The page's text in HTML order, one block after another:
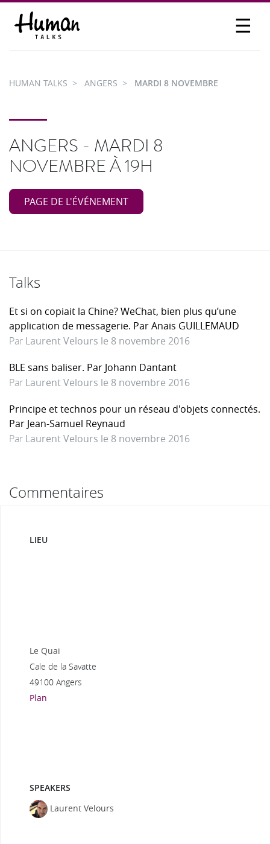
☰
PARTICIPER
HUMAN TALKS ANGERS MARDI 8 NOVEMBRE
ANGERS - MARDI 8
NOVEMBRE À 19H
PAGE DE L'ÉVÉNEMENT
Talks
Et si on copiait la Chine? WeChat, bien plus qu’une
application de messagerie. Par Anais GUILLEMAUD
Par Laurent Velours le 8 novembre 2016
BLE sans baliser. Par Johann Dantant
Par Laurent Velours le 8 novembre 2016
Principe et technos pour un réseau d'objets connectés.
Par Jean-Samuel Reynaud
Par Laurent Velours le 8 novembre 2016
Commentaires
LIEU
Le Quai
Cale de la Savatte
49100 Angers
Plan
SPEAKERS
Laurent Velours